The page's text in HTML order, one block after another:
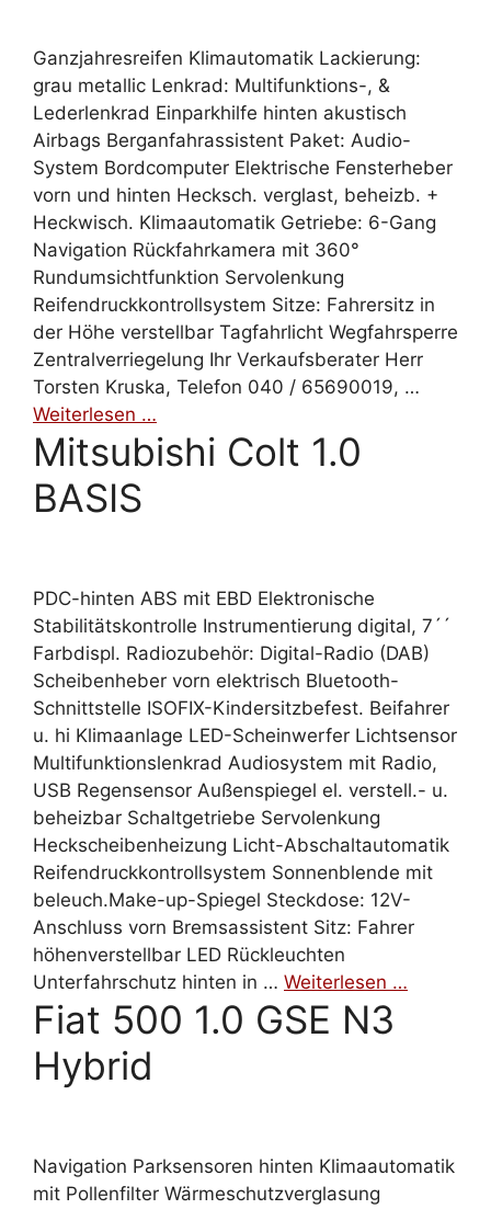
Ganzjahresreifen Klimautomatik Lackierung:
grau metallic Lenkrad: Multifunktions-, &
Lederlenkrad Einparkhilfe hinten akustisch
Airbags Berganfahrassistent Paket: Audio-
System Bordcomputer Elektrische Fensterheber
vorn und hinten Hecksch. verglast, beheizb. +
Heckwisch. Klimaautomatik Getriebe: 6-Gang
Navigation Rückfahrkamera mit 360°
Rundumsichtfunktion Servolenkung
Reifendruckkontrollsystem Sitze: Fahrersitz in
der Höhe verstellbar Tagfahrlicht Wegfahrsperre
Zentralverriegelung Ihr Verkaufsberater Herr
Torsten Kruska, Telefon 040 / 65690019, …
Weiterlesen …
Mitsubishi Colt 1.0
BASIS
PDC-hinten ABS mit EBD Elektronische
Stabilitätskontrolle Instrumentierung digital, 7´´
Farbdispl. Radiozubehör: Digital-Radio (DAB)
Scheibenheber vorn elektrisch Bluetooth-
Schnittstelle ISOFIX-Kindersitzbefest. Beifahrer
u. hi Klimaanlage LED-Scheinwerfer Lichtsensor
Multifunktionslenkrad Audiosystem mit Radio,
USB Regensensor Außenspiegel el. verstell.- u.
beheizbar Schaltgetriebe Servolenkung
Heckscheibenheizung Licht-Abschaltautomatik
Reifendruckkontrollsystem Sonnenblende mit
beleuch.Make-up-Spiegel Steckdose: 12V-
Anschluss vorn Bremsassistent Sitz: Fahrer
höhenverstellbar LED Rückleuchten
Unterfahrschutz hinten in … Weiterlesen …
Fiat 500 1.0 GSE N3
Hybrid
Navigation Parksensoren hinten Klimaautomatik
mit Pollenfilter Wärmeschutzverglasung